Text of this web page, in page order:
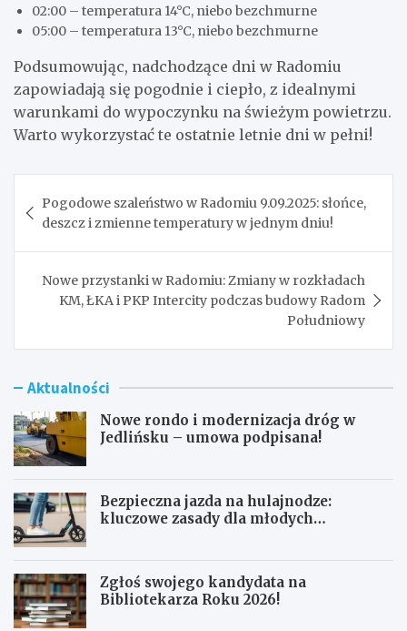
02:00 – temperatura 14°C, niebo bezchmurne
05:00 – temperatura 13°C, niebo bezchmurne
Podsumowując, nadchodzące dni w Radomiu
zapowiadają się pogodnie i ciepło, z idealnymi
warunkami do wypoczynku na świeżym powietrzu.
Warto wykorzystać te ostatnie letnie dni w pełni!
wpisu
Pogodowe szaleństwo w Radomiu 9.09.2025: słońce,
deszcz i zmienne temperatury w jednym dniu!
Nowe przystanki w Radomiu: Zmiany w rozkładach
KM, ŁKA i PKP Intercity podczas budowy Radom
Południowy
Aktualności
Nowe rondo i modernizacja dróg w
Jedlińsku – umowa podpisana!
Bezpieczna jazda na hulajnodze:
kluczowe zasady dla młodych
Zgłoś swojego kandydata na
Bibliotekarza Roku 2026!